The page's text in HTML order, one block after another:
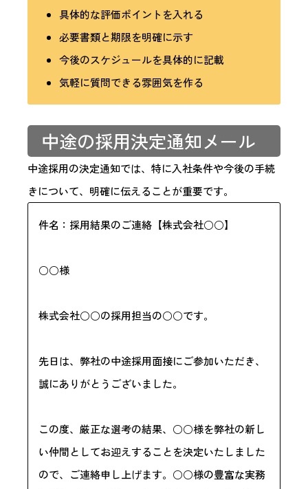
具体的な評価ポイントを入れる
必要書類と期限を明確に示す
今後のスケジュールを具体的に記載
気軽に質問できる雰囲気を作る
中途の採用決定通知メール
中途採用の決定通知では、特に入社条件や今後の手続
きについて、明確に伝えることが重要です。
件名：採用結果のご連絡【株式会社○○】
○○様
株式会社○○の採用担当の○○です。
先日は、弊社の中途採用面接にご参加いただき、
誠にありがとうございました。
この度、厳正な選考の結果、○○様を弊社の新し
い仲間としてお迎えすることを決定いたしました
ので、ご連絡申し上げます。○○様の豊富な実務